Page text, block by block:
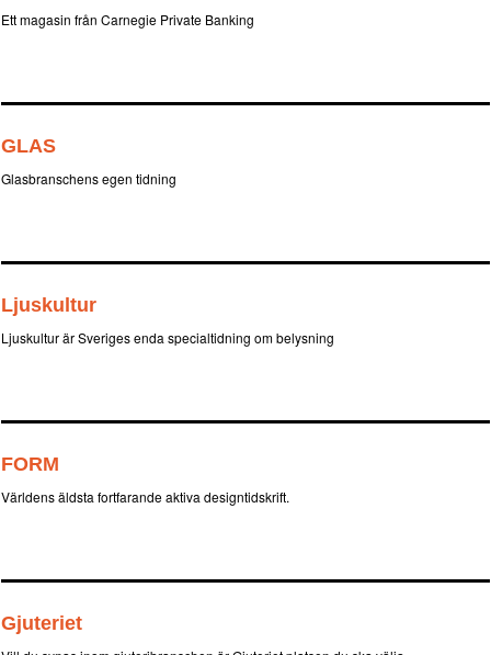
Ett magasin från Carnegie Private Banking
GLAS
Glasbranschens egen tidning
Ljuskultur
Ljuskultur är Sveriges enda specialtidning om belysning
FORM
Världens äldsta fortfarande aktiva designtidskrift.
Gjuteriet